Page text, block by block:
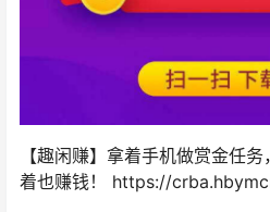
【趣闲赚】拿着手机做赏金任
着也赚钱！ https://